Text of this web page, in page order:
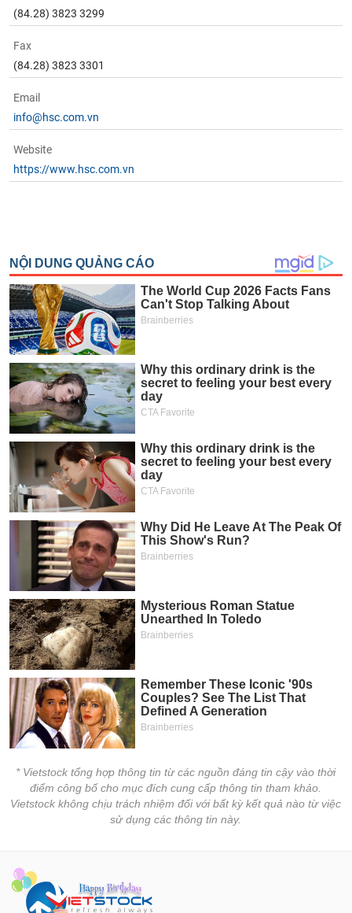
(84.28) 3823 3299
Fax
(84.28) 3823 3301
Email
info@hsc.com.vn
Website
https://www.hsc.com.vn
* Vietstock tổng hợp thông tin từ các nguồn đáng tin cậy vào thời
điểm công bố cho mục đích cung cấp thông tin tham khảo.
Vietstock không chịu trách nhiệm đối với bất kỳ kết quả nào từ việc
sử dụng các thông tin này.